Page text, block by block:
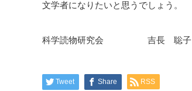
文学者になりたいと思うでしょう。
科学読物研究会 吉長 聡子
Tweet Share RSS